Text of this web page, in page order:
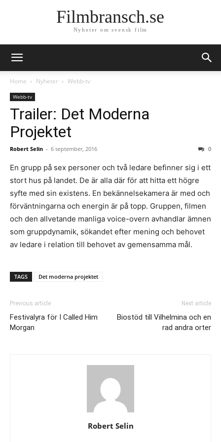
Filmbransch.se
Nyheter om svensk film
Home Nyheter Webb-tv
Webb-tv
Trailer: Det Moderna
Projektet
Robert Selin - 6 september, 2016 0
En grupp på sex personer och två ledare befinner sig i ett
stort hus på landet. De är alla där för att hitta ett högre
syfte med sin existens. En bekännelsekamera är med och
förväntningarna och energin är på topp. Gruppen, filmen
och den allvetande manliga voice-overn avhandlar ämnen
som gruppdynamik, sökandet efter mening och behovet
av ledare i relation till behovet av gemensamma mål.
TAGS Det moderna projektet
Previous article
Festivalyra för I Called Him
Morgan
Next article
Biostöd till Vilhelmina och en
rad andra orter
Robert Selin